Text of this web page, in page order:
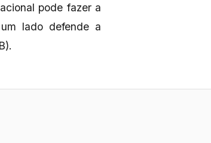
pode fazer a
lado defende a